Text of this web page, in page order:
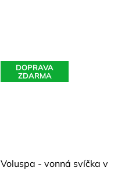
DOPRAVA
ZDARMA
Voluspa - vonná svíčka v